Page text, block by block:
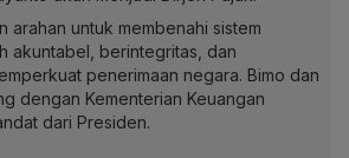
arahan untuk membenahi sistem
akuntabel, berintegritas, dan
penerimaan negara. Bimo dan
dengan Kementerian Keuangan
dari Presiden.